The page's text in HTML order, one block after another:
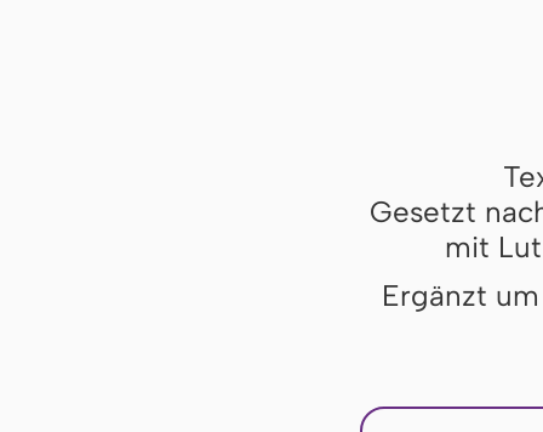
Gesetzt
mit
Ergänzt